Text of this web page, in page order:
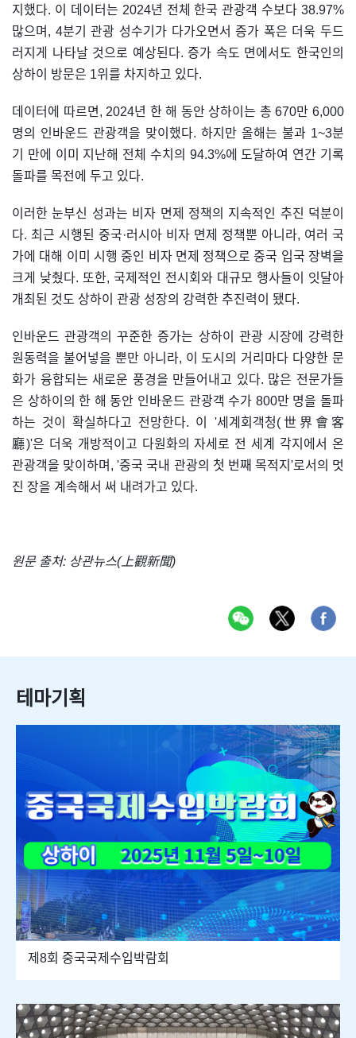
지했다. 이 데이터는 2024년 전체 한국 관광객 수보다 38.97%
많으며, 4분기 관광 성수기가 다가오면서 증가 폭은 더욱 두드
러지게 나타날 것으로 예상된다. 증가 속도 면에서도 한국인의
상하이 방문은 1위를 차지하고 있다.
데이터에 따르면, 2024년 한 해 동안 상하이는 총 670만 6,000
명의 인바운드 관광객을 맞이했다. 하지만 올해는 불과 1~3분
기 만에 이미 지난해 전체 수치의 94.3%에 도달하여 연간 기록
돌파를 목전에 두고 있다.
이러한 눈부신 성과는 비자 면제 정책의 지속적인 추진 덕분이
다. 최근 시행된 중국·러시아 비자 면제 정책뿐 아니라, 여러 국
가에 대해 이미 시행 중인 비자 면제 정책으로 중국 입국 장벽을
크게 낮췄다. 또한, 국제적인 전시회와 대규모 행사들이 잇달아
개최된 것도 상하이 관광 성장의 강력한 추진력이 됐다.
인바운드 관광객의 꾸준한 증가는 상하이 관광 시장에 강력한
원동력을 불어넣을 뿐만 아니라, 이 도시의 거리마다 다양한 문
화가 융합되는 새로운 풍경을 만들어내고 있다. 많은 전문가들
은 상하이의 한 해 동안 인바운드 관광객 수가 800만 명을 돌파
하는 것이 확실하다고 전망한다. 이 '세계회객청(世界會客
廳)'은 더욱 개방적이고 다원화의 자세로 전 세계 각지에서 온
관광객을 맞이하며, '중국 국내 관광의 첫 번째 목적지'로서의 멋
진 장을 계속해서 써 내려가고 있다.
원문 출처: 상관뉴스(上觀新聞)
테마기획
제8회 중국국제수입박람회